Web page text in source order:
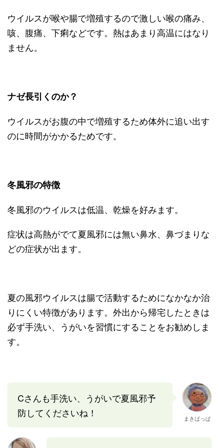
ウイルスが喉や腸で増殖するので激しい喉の痛み、
咳、腹痛、下痢などです。熱はあまり高温にはなり
ません。
ナゼ長引くのか？
ウイルスがお腹の中で増殖するため体外に追い出す
のに時間がかかるためです。
冬風邪の特徴
冬風邪のウイルスは低温、乾燥を好みます。
症状は高熱がでて夏風邪には無い鼻水、鼻づまりな
どの症状が出ます。
夏の風邪ウイルスは腸で活動するためになかなか治
りにくい特徴があります。外出から帰宅したときは
必ず手洗い、うがいを習慣にすることをお勧めしま
す。
Cさんも手洗い、うがいで夏風邪予
防してくださいね！
まきばっぱ